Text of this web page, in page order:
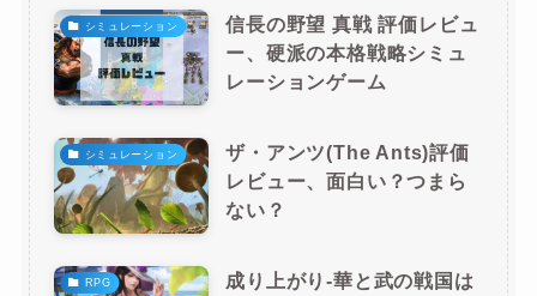
シミュレーション
信長の野望 真戦 評価レビュ
ー、硬派の本格戦略シミュ
レーションゲーム
シミュレーション
ザ・アンツ(The Ants)評価
レビュー、面白い？つまら
ない？
RPG
成り上がり-華と武の戦国は